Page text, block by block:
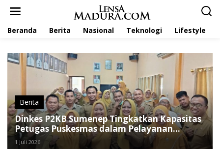
Beranda Berita Nasional Teknologi Lifestyle
Berita
Dinkes P2KB Sumenep Tingkatkan Kapasitas
Petugas Puskesmas dalam Pelayanan
Kesehatan Tradisional
1 Juli 2026